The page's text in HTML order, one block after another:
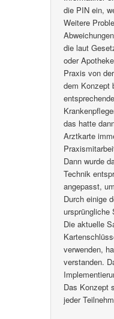
die PIN ein,
Weitere
die laut
oder
Praxis von
dem Konzept
das hatte
Arztkarte
Dann wurde
Technik
angepasst,
Durch einige
ursprüngliche
Die aktuelle
verwenden,
verstanden.
Das Konzept
jeder